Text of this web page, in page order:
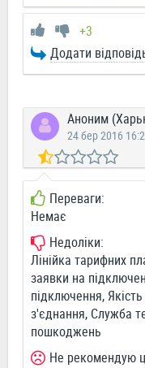
+3
Додати
Аноним
24 бер 2016
Переваги:
Немає
Недоліки:
Лінійка тарифних
заявки на
підключення,
з'єднання, Служба
пошкоджень
Не рекомендую